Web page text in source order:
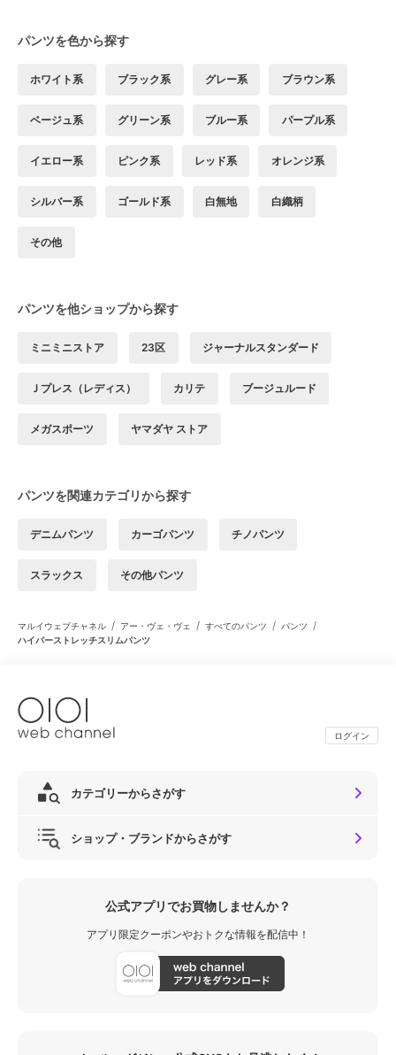
パンツを色から探す
ホワイト系 ブラック系 グレー系 ブラウン系
ベージュ系 グリーン系 ブルー系 パープル系
イエロー系 ピンク系 レッド系 オレンジ系
シルバー系 ゴールド系 白無地 白織柄
その他
パンツを他ショップから探す
ミニミニストア 23区 ジャーナルスタンダード
Ｊプレス（レディス） カリテ ブージュルード
メガスポーツ ヤマダヤ ストア
パンツを関連カテゴリから探す
デニムパンツ カーゴパンツ チノパンツ
スラックス その他パンツ
マルイウェブチャネル / アー・ヴェ・ヴェ / すべてのパンツ / パンツ /
ハイパーストレッチスリムパンツ
ログイン
カテゴリーからさがす
ショップ・ブランドからさがす
公式アプリでお買物しませんか？
アプリ限定クーポンやおトクな情報を配信中！